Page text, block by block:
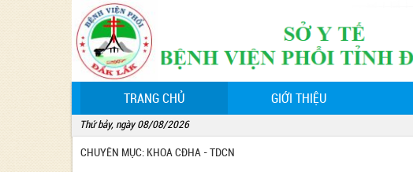
TRANG CHỦ(CURRENT) GIỚI THIỆU
Thứ bảy, ngày 08/08/2026
CHUYÊN MỤC: KHOA CĐHA - TDCN